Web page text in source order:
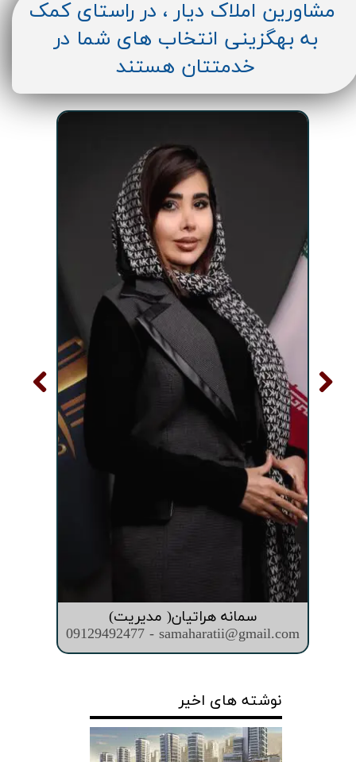
سمانه هراتیان( مدیریت)
09129492477 - samaharatii@gmail.com
مشاورین املاک دیار ، در راستای کمک
به بهگزینی انتخاب های شما در
خدمتتان هستند
نوشته های اخیر